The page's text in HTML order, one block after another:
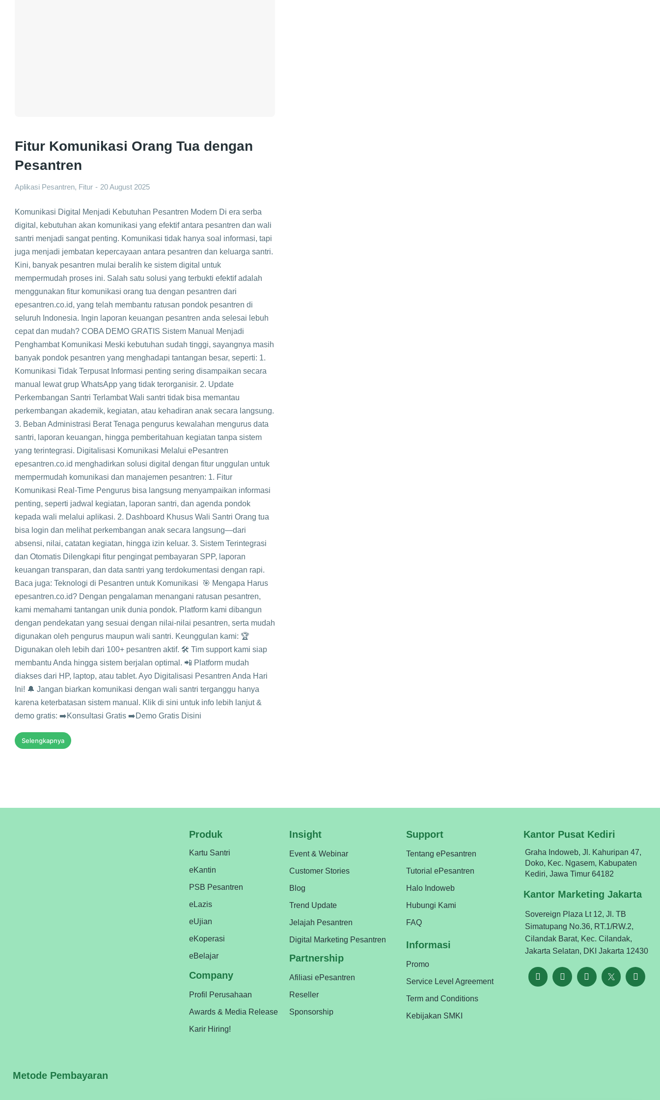
Fitur Komunikasi Orang Tua dengan
Pesantren
Aplikasi Pesantren, Fitur 20 August 2025
Komunikasi Digital Menjadi Kebutuhan Pesantren Modern Di era serba
digital, kebutuhan akan komunikasi yang efektif antara pesantren dan wali
santri menjadi sangat penting. Komunikasi tidak hanya soal informasi, tapi
juga menjadi jembatan kepercayaan antara pesantren dan keluarga santri.
Kini, banyak pesantren mulai beralih ke sistem digital untuk
mempermudah proses ini. Salah satu solusi yang terbukti efektif adalah
menggunakan fitur komunikasi orang tua dengan pesantren dari
epesantren.co.id, yang telah membantu ratusan pondok pesantren di
seluruh Indonesia. Ingin laporan keuangan pesantren anda selesai lebuh
cepat dan mudah? COBA DEMO GRATIS Sistem Manual Menjadi
Penghambat Komunikasi Meski kebutuhan sudah tinggi, sayangnya masih
banyak pondok pesantren yang menghadapi tantangan besar, seperti: 1.
Komunikasi Tidak Terpusat Informasi penting sering disampaikan secara
manual lewat grup WhatsApp yang tidak terorganisir. 2. Update
Perkembangan Santri Terlambat Wali santri tidak bisa memantau
perkembangan akademik, kegiatan, atau kehadiran anak secara langsung.
3. Beban Administrasi Berat Tenaga pengurus kewalahan mengurus data
santri, laporan keuangan, hingga pemberitahuan kegiatan tanpa sistem
yang terintegrasi. Digitalisasi Komunikasi Melalui ePesantren
epesantren.co.id menghadirkan solusi digital dengan fitur unggulan untuk
mempermudah komunikasi dan manajemen pesantren: 1. Fitur
Komunikasi Real-Time Pengurus bisa langsung menyampaikan informasi
penting, seperti jadwal kegiatan, laporan santri, dan agenda pondok
kepada wali melalui aplikasi. 2. Dashboard Khusus Wali Santri Orang tua
bisa login dan melihat perkembangan anak secara langsung—dari
absensi, nilai, catatan kegiatan, hingga izin keluar. 3. Sistem Terintegrasi
dan Otomatis Dilengkapi fitur pengingat pembayaran SPP, laporan
keuangan transparan, dan data santri yang terdokumentasi dengan rapi.
Baca juga: Teknologi di Pesantren untuk Komunikasi 🎯 Mengapa Harus
epesantren.co.id? Dengan pengalaman menangani ratusan pesantren,
kami memahami tantangan unik dunia pondok. Platform kami dibangun
dengan pendekatan yang sesuai dengan nilai-nilai pesantren, serta mudah
digunakan oleh pengurus maupun wali santri. Keunggulan kami: 🏆
Digunakan oleh lebih dari 100+ pesantren aktif. 🛠️ Tim support kami siap
membantu Anda hingga sistem berjalan optimal. 📲 Platform mudah
diakses dari HP, laptop, atau tablet. Ayo Digitalisasi Pesantren Anda Hari
Ini! 🔔 Jangan biarkan komunikasi dengan wali santri terganggu hanya
karena keterbatasan sistem manual. Klik di sini untuk info lebih lanjut &
demo gratis: ➡️Konsultasi Gratis ➡️Demo Gratis Disini
Selengkapnya
Produk
Kartu Santri
eKantin
PSB Pesantren
eLazis
eUjian
eKoperasi
eBelajar
Company
Profil Perusahaan
Awards & Media Release
Karir Hiring!
Insight
Event & Webinar
Customer Stories
Blog
Trend Update
Jelajah Pesantren
Digital Marketing Pesantren
Partnership
Afiliasi ePesantren
Reseller
Sponsorship
Support
Tentang ePesantren
Tutorial ePesantren
Halo Indoweb
Hubungi Kami
FAQ
Informasi
Promo
Service Level Agreement
Term and Conditions
Kebijakan SMKI
Kantor Pusat Kediri
Graha Indoweb, Jl. Kahuripan 47,
Doko, Kec. Ngasem, Kabupaten
Kediri, Jawa Timur 64182
Kantor Marketing Jakarta
Sovereign Plaza Lt 12, Jl. TB
Simatupang No.36, RT.1/RW.2,
Cilandak Barat, Kec. Cilandak,
Jakarta Selatan, DKI Jakarta 12430
Metode Pembayaran